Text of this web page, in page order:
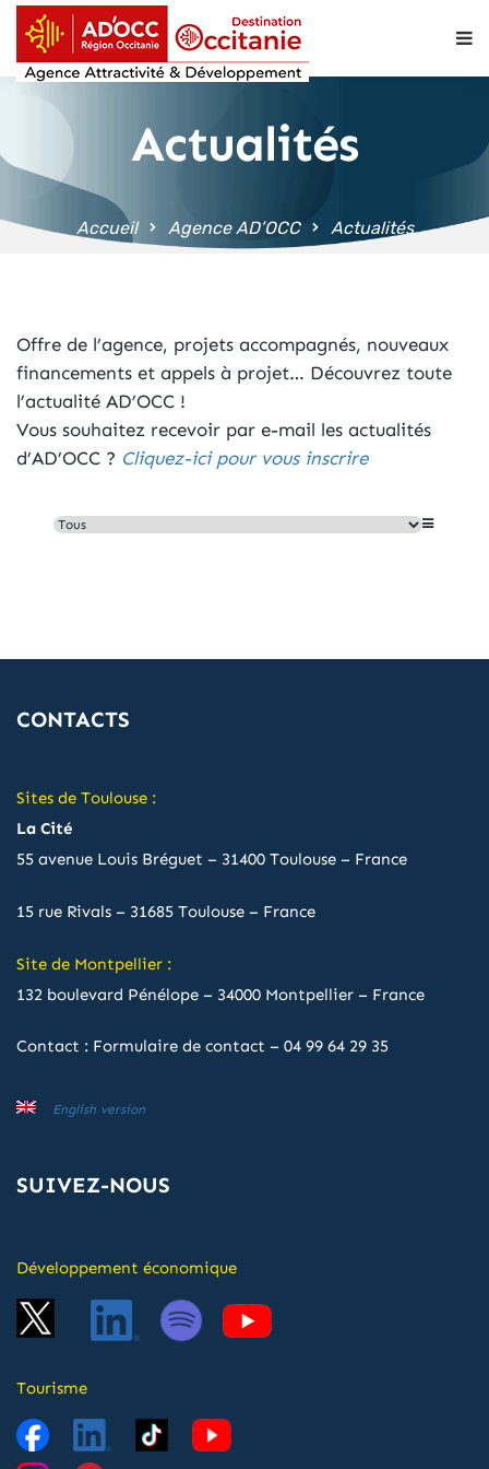
principal
Actualités
Accueil Agence AD’OCC Actualités
Offre de l’agence, projets accompagnés, nouveaux
financements et appels à projet… Découvrez toute
l’actualité AD’OCC !
Vous souhaitez recevoir par e-mail les actualités
d’AD’OCC ? Cliquez-ici pour vous inscrire
CONTACTS
Sites de Toulouse :
La Cité
55 avenue Louis Bréguet – 31400 Toulouse – France
15 rue Rivals – 31685 Toulouse – France
Site de Montpellier :
132 boulevard Pénélope – 34000 Montpellier – France
Contact : Formulaire de contact – 04 99 64 29 35
English version
SUIVEZ-NOUS
Développement économique
Tourisme